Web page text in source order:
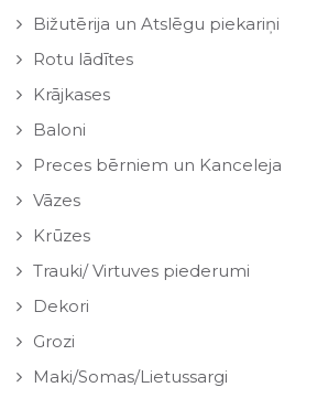
Bižutērija un Atslēgu piekariņi
Rotu lādītes
Krājkases
Baloni
Preces bērniem un Kanceleja
Vāzes
Krūzes
Trauki/ Virtuves piederumi
Dekori
Grozi
Maki/Somas/Lietussargi